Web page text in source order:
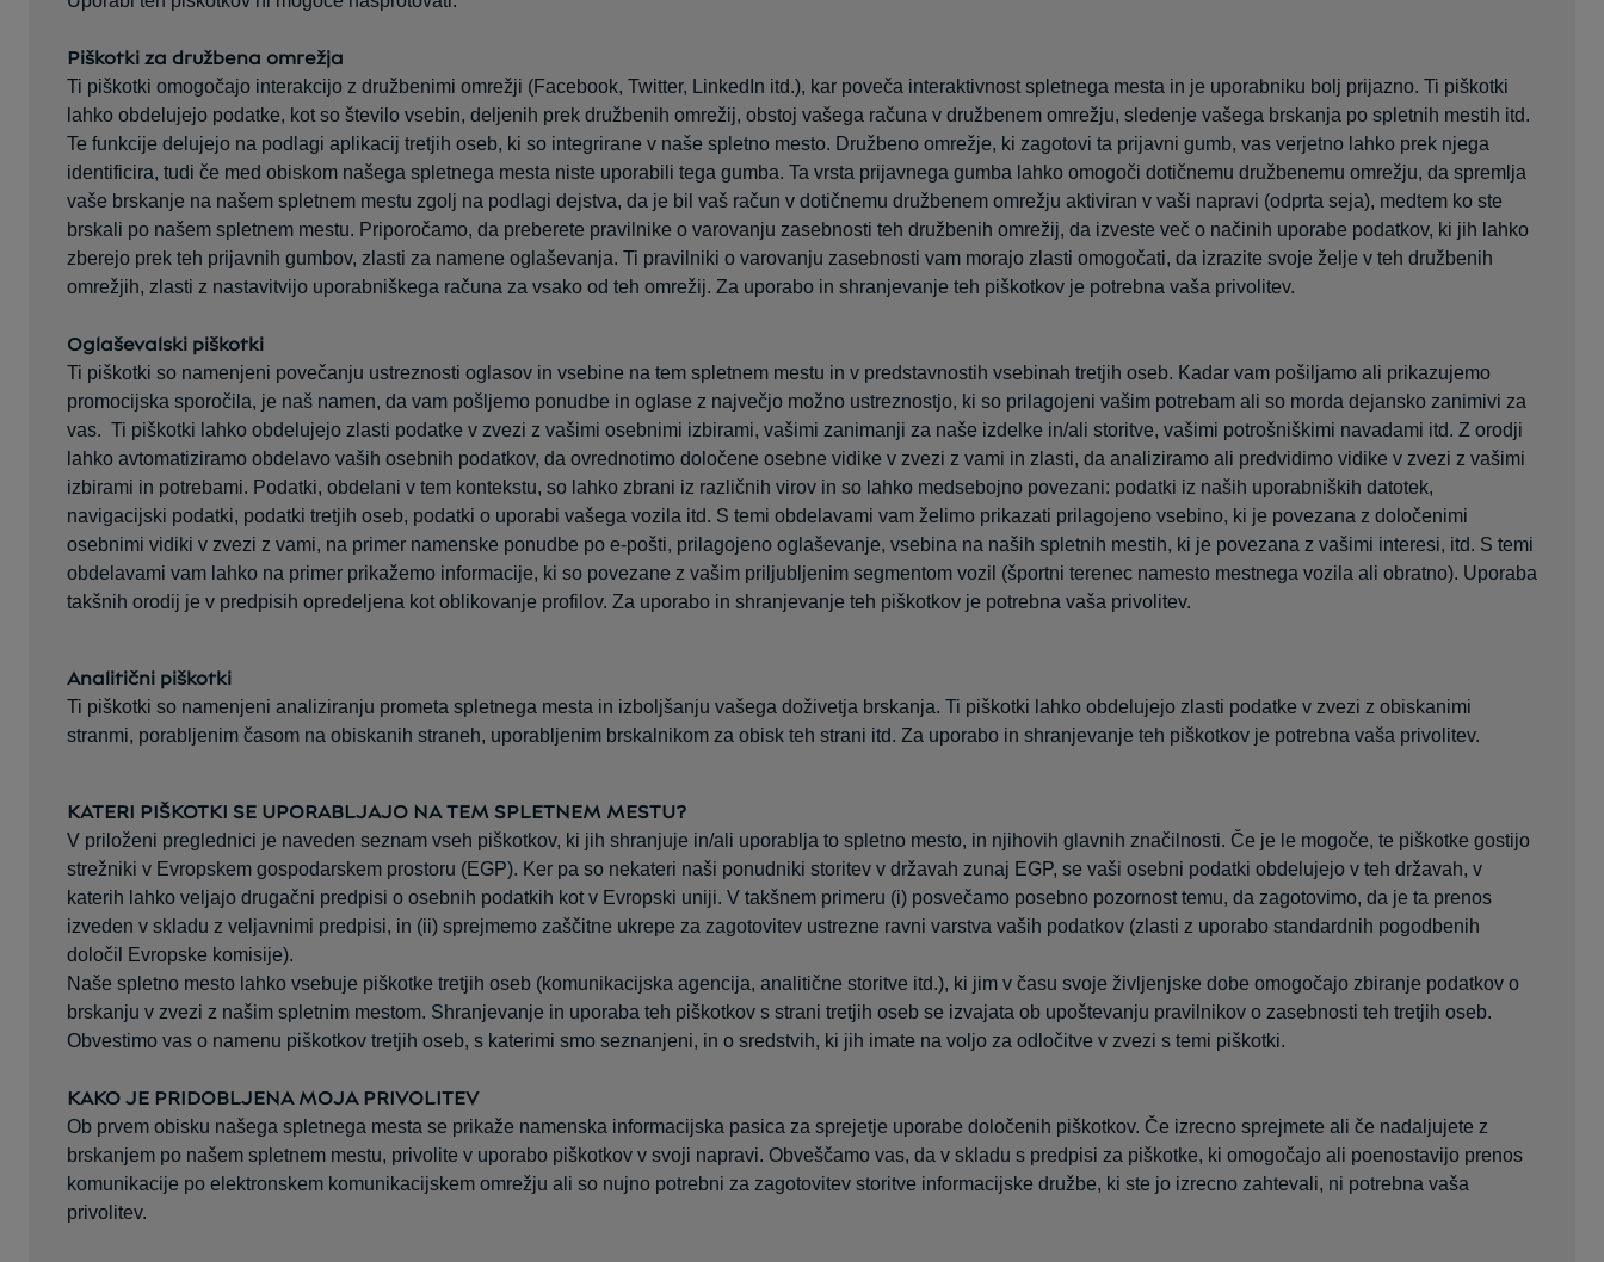
Piškotki za družbena omrežja
Ti piškotki omogočajo interakcijo z družbenimi omrežji (Facebook, Twitter, LinkedIn itd.), kar poveča interaktivnost spletnega mesta in je uporabniku bolj prijazno. Ti piškotki
lahko obdelujejo podatke, kot so število vsebin, deljenih prek družbenih omrežij, obstoj vašega računa v družbenem omrežju, sledenje vašega brskanja po spletnih mestih itd.
Te funkcije delujejo na podlagi aplikacij tretjih oseb, ki so integrirane v naše spletno mesto. Družbeno omrežje, ki zagotovi ta prijavni gumb, vas verjetno lahko prek njega
identificira, tudi če med obiskom našega spletnega mesta niste uporabili tega gumba. Ta vrsta prijavnega gumba lahko omogoči dotičnemu družbenemu omrežju, da spremlja
vaše brskanje na našem spletnem mestu zgolj na podlagi dejstva, da je bil vaš račun v dotičnemu družbenem omrežju aktiviran v vaši napravi (odprta seja), medtem ko ste
brskali po našem spletnem mestu. Priporočamo, da preberete pravilnike o varovanju zasebnosti teh družbenih omrežij, da izveste več o načinih uporabe podatkov, ki jih lahko
zberejo prek teh prijavnih gumbov, zlasti za namene oglaševanja. Ti pravilniki o varovanju zasebnosti vam morajo zlasti omogočati, da izrazite svoje želje v teh družbenih
omrežjih, zlasti z nastavitvijo uporabniškega računa za vsako od teh omrežij. Za uporabo in shranjevanje teh piškotkov je potrebna vaša privolitev.
Oglaševalski piškotki
Ti piškotki so namenjeni povečanju ustreznosti oglasov in vsebine na tem spletnem mestu in v predstavnostih vsebinah tretjih oseb. Kadar vam pošiljamo ali prikazujemo
promocijska sporočila, je naš namen, da vam pošljemo ponudbe in oglase z največjo možno ustreznostjo, ki so prilagojeni vašim potrebam ali so morda dejansko zanimivi za
vas. Ti piškotki lahko obdelujejo zlasti podatke v zvezi z vašimi osebnimi izbirami, vašimi zanimanji za naše izdelke in/ali storitve, vašimi potrošniškimi navadami itd. Z orodji
lahko avtomatiziramo obdelavo vaših osebnih podatkov, da ovrednotimo določene osebne vidike v zvezi z vami in zlasti, da analiziramo ali predvidimo vidike v zvezi z vašimi
izbirami in potrebami. Podatki, obdelani v tem kontekstu, so lahko zbrani iz različnih virov in so lahko medsebojno povezani: podatki iz naših uporabniških datotek,
navigacijski podatki, podatki tretjih oseb, podatki o uporabi vašega vozila itd. S temi obdelavami vam želimo prikazati prilagojeno vsebino, ki je povezana z določenimi
osebnimi vidiki v zvezi z vami, na primer namenske ponudbe po e-pošti, prilagojeno oglaševanje, vsebina na naših spletnih mestih, ki je povezana z vašimi interesi, itd. S temi
obdelavami vam lahko na primer prikažemo informacije, ki so povezane z vašim priljubljenim segmentom vozil (športni terenec namesto mestnega vozila ali obratno). Uporaba
takšnih orodij je v predpisih opredeljena kot oblikovanje profilov. Za uporabo in shranjevanje teh piškotkov je potrebna vaša privolitev.
Analitični piškotki
Ti piškotki so namenjeni analiziranju prometa spletnega mesta in izboljšanju vašega doživetja brskanja. Ti piškotki lahko obdelujejo zlasti podatke v zvezi z obiskanimi
stranmi, porabljenim časom na obiskanih straneh, uporabljenim brskalnikom za obisk teh strani itd. Za uporabo in shranjevanje teh piškotkov je potrebna vaša privolitev.
KATERI PIŠKOTKI SE UPORABLJAJO NA TEM SPLETNEM MESTU?
V priloženi preglednici je naveden seznam vseh piškotkov, ki jih shranjuje in/ali uporablja to spletno mesto, in njihovih glavnih značilnosti. Če je le mogoče, te piškotke gostijo
strežniki v Evropskem gospodarskem prostoru (EGP). Ker pa so nekateri naši ponudniki storitev v državah zunaj EGP, se vaši osebni podatki obdelujejo v teh državah, v
katerih lahko veljajo drugačni predpisi o osebnih podatkih kot v Evropski uniji. V takšnem primeru (i) posvečamo posebno pozornost temu, da zagotovimo, da je ta prenos
izveden v skladu z veljavnimi predpisi, in (ii) sprejmemo zaščitne ukrepe za zagotovitev ustrezne ravni varstva vaših podatkov (zlasti z uporabo standardnih pogodbenih
določil Evropske komisije).
Naše spletno mesto lahko vsebuje piškotke tretjih oseb (komunikacijska agencija, analitične storitve itd.), ki jim v času svoje življenjske dobe omogočajo zbiranje podatkov o
brskanju v zvezi z našim spletnim mestom. Shranjevanje in uporaba teh piškotkov s strani tretjih oseb se izvajata ob upoštevanju pravilnikov o zasebnosti teh tretjih oseb.
Obvestimo vas o namenu piškotkov tretjih oseb, s katerimi smo seznanjeni, in o sredstvih, ki jih imate na voljo za odločitve v zvezi s temi piškotki.
KAKO JE PRIDOBLJENA MOJA PRIVOLITEV
Ob prvem obisku našega spletnega mesta se prikaže namenska informacijska pasica za sprejetje uporabe določenih piškotkov. Če izrecno sprejmete ali če nadaljujete z
brskanjem po našem spletnem mestu, privolite v uporabo piškotkov v svoji napravi. Obveščamo vas, da v skladu s predpisi za piškotke, ki omogočajo ali poenostavijo prenos
komunikacije po elektronskem komunikacijskem omrežju ali so nujno potrebni za zagotovitev storitve informacijske družbe, ki ste jo izrecno zahtevali, ni potrebna vaša
privolitev.